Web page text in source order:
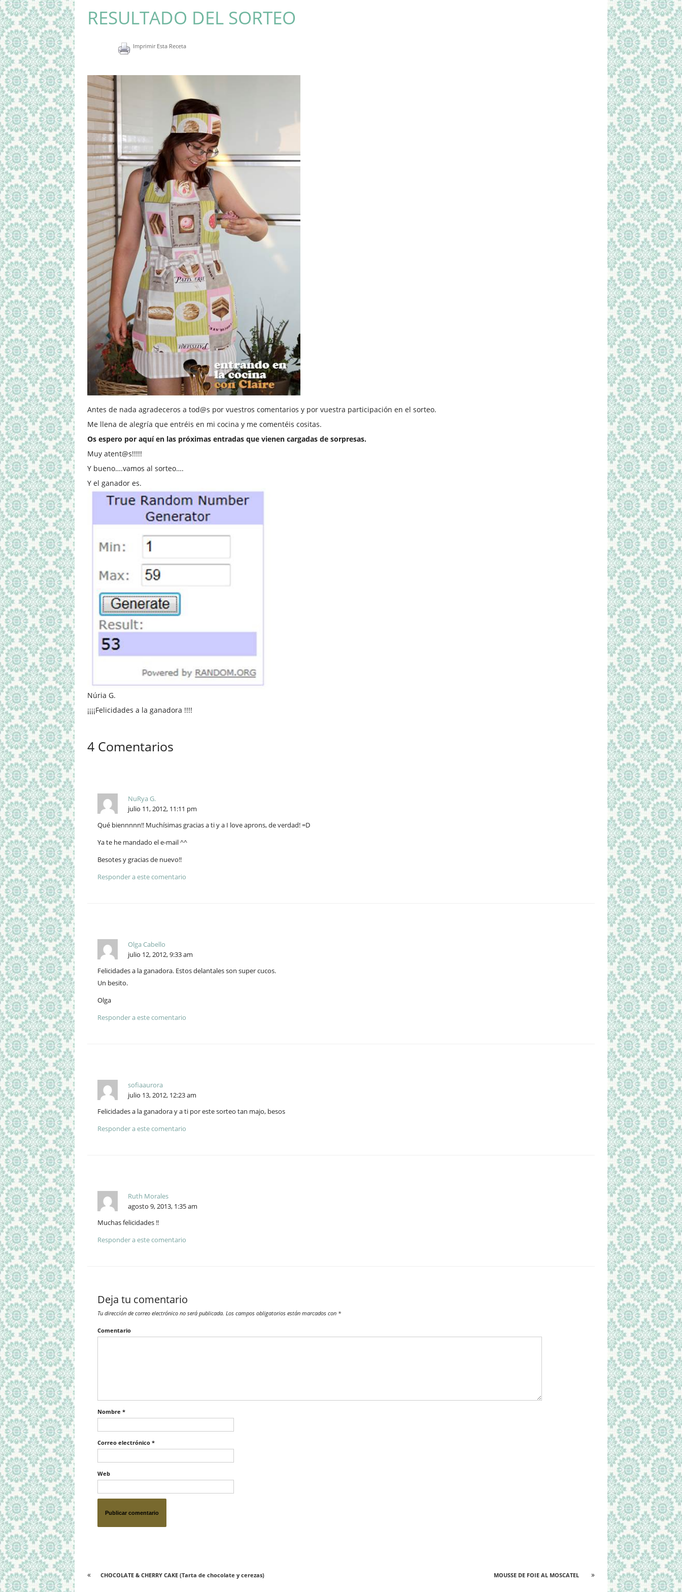
RESULTADO DEL SORTEO
Imprimir Esta Receta
Antes de nada agradeceros a tod@s por vuestros comentarios y por vuestra participación en el sorteo.
Me llena de alegría que entréis en mi cocina y me comentéis cositas.
Os espero por aquí en las próximas entradas que vienen cargadas de sorpresas.
Muy atent@s!!!!!
Y bueno….vamos al sorteo….
Y el ganador es.
Núria G.
¡¡¡¡Felicidades a la ganadora !!!!
4 Comentarios
NuRya G.
julio 11, 2012, 11:11 pm
Qué biennnnn!! Muchísimas gracias a ti y a I love aprons, de verdad! =D
Ya te he mandado el e-mail ^^
Besotes y gracias de nuevo!!
Responder a este comentario
Olga Cabello
julio 12, 2012, 9:33 am
Felicidades a la ganadora. Estos delantales son super cucos.
Un besito.
Olga
Responder a este comentario
sofiaaurora
julio 13, 2012, 12:23 am
Felicidades a la ganadora y a ti por este sorteo tan majo, besos
Responder a este comentario
Ruth Morales
agosto 9, 2013, 1:35 am
Muchas felicidades !!
Responder a este comentario
Deja tu comentario
Tu dirección de correo electrónico no será publicada. Los campos obligatorios están marcados con *
Comentario
Nombre *
Correo electrónico *
Web
MOUSSE DE FOIE AL MOSCATEL »
« CHOCOLATE & CHERRY CAKE (Tarta de chocolate y cerezas)